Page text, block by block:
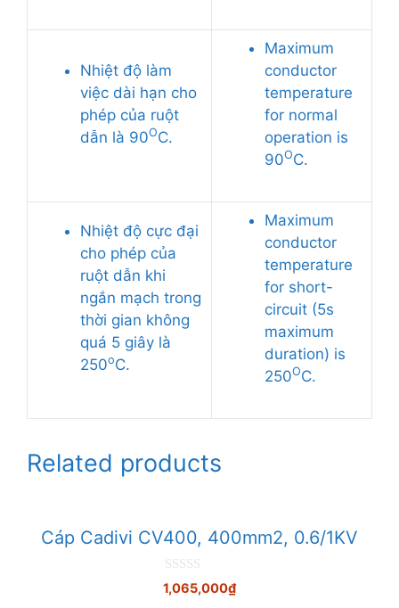
Nhiệt độ làm
việc dài hạn cho
phép của ruột
dẫn là 90OC.
Maximum
conductor
temperature
for normal
operation is
90OC.
Nhiệt độ cực đại
cho phép của
ruột dẫn khi
ngắn mạch trong
thời gian không
quá 5 giây là
250oC.
Maximum
conductor
temperature
for short-
circuit (5s
maximum
duration) is
250OC.
Related products
Cáp Cadivi CV400, 400mm2, 0.6/1KV
0
n
1,065,000₫